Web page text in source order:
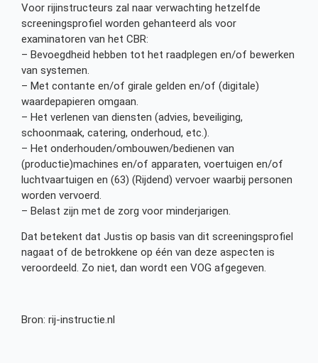
Voor rijinstructeurs zal naar verwachting hetzelfde
screeningsprofiel worden gehanteerd als voor
examinatoren van het CBR:
– Bevoegdheid hebben tot het raadplegen en/of bewerken
van systemen.
– Met contante en/of girale gelden en/of (digitale)
waardepapieren omgaan.
– Het verlenen van diensten (advies, beveiliging,
schoonmaak, catering, onderhoud, etc.).
– Het onderhouden/ombouwen/bedienen van
(productie)machines en/of apparaten, voertuigen en/of
luchtvaartuigen en (63) (Rijdend) vervoer waarbij personen
worden vervoerd.
– Belast zijn met de zorg voor minderjarigen.
Dat betekent dat Justis op basis van dit screeningsprofiel
nagaat of de betrokkene op één van deze aspecten is
veroordeeld. Zo niet, dan wordt een VOG afgegeven.
Bron: rij-instructie.nl